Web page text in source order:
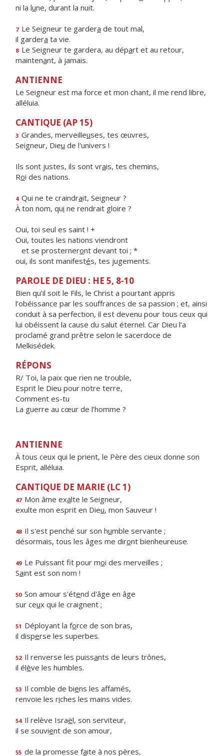
ni la lune, durant la nuit.
7 Le Seigneur te gardera de tout mal,
il gardera ta vie.
8 Le Seigneur te gardera, au départ et au retour,
maintenant, à jamais.
ANTIENNE
Le Seigneur est ma force et mon chant, il me rend libre,
alléluia.
CANTIQUE (AP 15)
3 Grandes, merveilleuses, tes œuvres,
Seigneur, Dieu de l'univers !
Ils sont justes, ils sont vrais, tes chemins,
Roi des nations.
4 Qui ne te craindrait, Seigneur ?
À ton nom, qui ne rendrait gloire ?
Oui, toi seul es saint ! +
Oui, toutes les nations viendront
et se prosterneront devant toi ; *
oui, ils sont manifestés, tes jugements.
PAROLE DE DIEU : HE 5, 8-10
Bien qu’il soit le Fils, le Christ a pourtant appris
l’obéissance par les souffrances de sa passion ; et, ainsi
conduit à sa perfection, il est devenu pour tous ceux qui
lui obéissent la cause du salut éternel. Car Dieu l’a
proclamé grand prêtre selon le sacerdoce de
Melkisédek.
RÉPONS
R/ Toi, la paix que rien ne trouble,
Esprit le Dieu pour notre terre,
Comment es-tu
La guerre au cœur de l’homme ?
ANTIENNE
À tous ceux qui le prient, le Père des cieux donne son
Esprit, alléluia.
CANTIQUE DE MARIE (LC 1)
47 Mon âme exalte le Seigneur,
exulte mon esprit en Dieu, mon Sauveur !
48 Il s'est penché sur son humble servante ;
désormais, tous les âges me diront bienheureuse.
49 Le Puissant fit pour moi des merveilles ;
Saint est son nom !
50 Son amour s'étend d'âge en âge
sur ceux qui le craignent ;
51 Déployant la force de son bras,
il disperse les superbes.
52 Il renverse les puissants de leurs trônes,
il élève les humbles.
53 Il comble de biens les affamés,
renvoie les riches les mains vides.
54 Il relève Israël, son serviteur,
il se souvient de son amour,
55 de la promesse faite à nos pères,